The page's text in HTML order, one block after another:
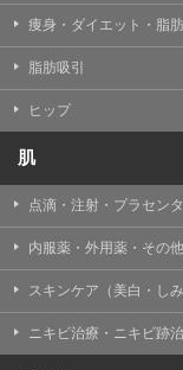
TCBグループが
として患者様の
アクセスログは
る統計分析のた
用されることはあ
事業上の必要性
す。
掲載したときを
痩身・ダイエット・脂
脂肪吸引
ヒップ
肌
点滴・注射・プラセンタ
内服薬・外用薬・その
スキンケア（美白・しみ
ニキビ治療・ニキビ跡